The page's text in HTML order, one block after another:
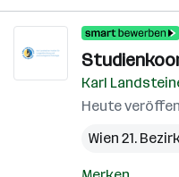
Karl
Heute
Wien 21.